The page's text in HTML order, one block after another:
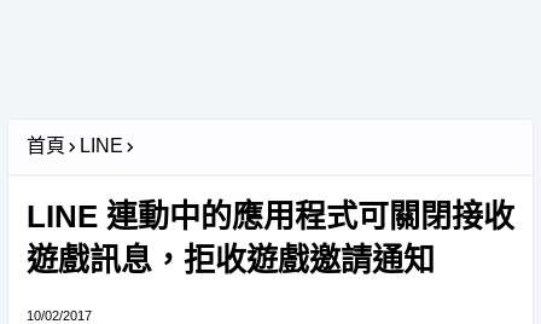
首頁 LINE
LINE 連動中的應用程式可關閉接收
遊戲訊息，拒收遊戲邀請通知
10/02/2017